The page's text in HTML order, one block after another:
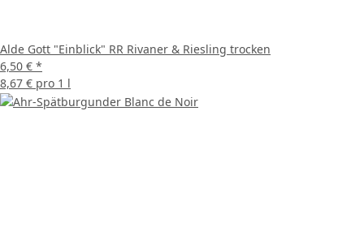
Alde Gott "Einblick" RR Rivaner & Riesling trocken
6,50 € *
8,67 € pro 1 l